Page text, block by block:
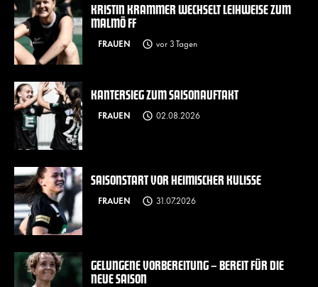
KRISTIN KRAMMER WECHSELT LEIHWEISE ZUM
MALMÖ FF
FRAUEN vor 3 Tagen
KANTERSIEG ZUM SAISONAUFTAKT
FRAUEN 02.08.2026
SAISONSTART VOR HEIMISCHER KULISSE
FRAUEN 31.07.2026
GELUNGENE VORBEREITUNG – BEREIT FÜR DIE
NEUE SAISON